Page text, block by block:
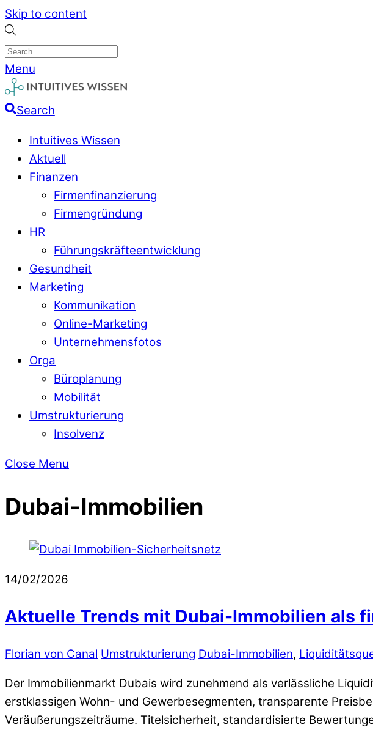
Skip to content
Menu
Search
Intuitives Wissen
Aktuell
Finanzen
Firmenfinanzierung
Firmengründung
HR
Führungskräfteentwicklung
Gesundheit
Marketing
Kommunikation
Online-Marketing
Unternehmensfotos
Orga
Büroplanung
Mobilität
Umstrukturierung
Insolvenz
Close Menu
Dubai-Immobilien
14/02/2026
Aktuelle Trends mit Dubai-Immobilien als
Florian von Canal Umstrukturierung Dubai-Immobilien,
Der Immobilienmarkt Dubais wird zunehmend als verlässliche
erstklassigen Wohn- und Gewerbesegmenten, transparente
Veräußerungszeiträume. Titelsicherheit, standardisierte